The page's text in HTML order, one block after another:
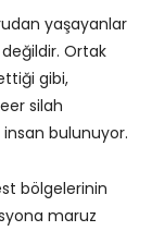
yaşayanlar
Ortak
gibi,
silah
bulunuyor.
bölgelerinin
maruz